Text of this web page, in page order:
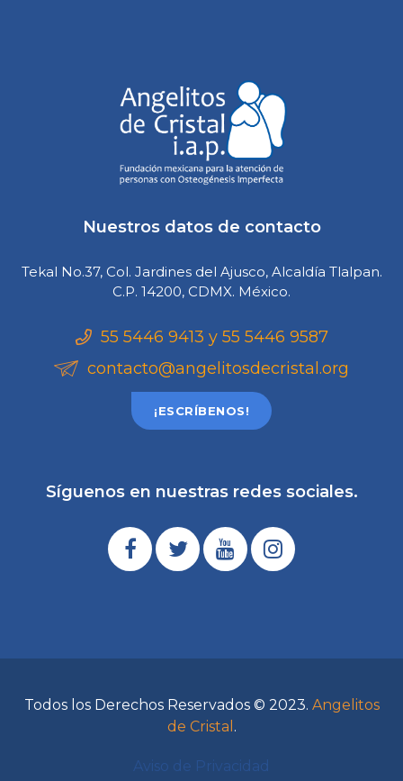
Nuestros datos de contacto
Tekal No.37, Col. Jardines del Ajusco, Alcaldía Tlalpan.
C.P. 14200, CDMX. México.
55 5446 9413 y 55 5446 9587
contacto@angelitosdecristal.org
¡ESCRÍBENOS!
Síguenos en nuestras redes sociales.
Todos los Derechos Reservados © 2023. Angelitos
de Cristal .
Aviso de Privacidad